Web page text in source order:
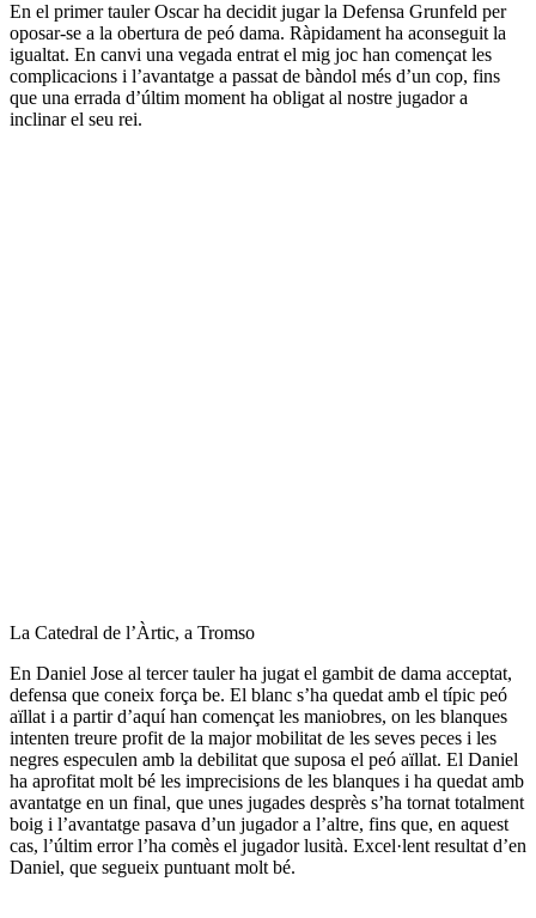
En el primer tauler Oscar ha decidit jugar la Defensa Grunfeld per
oposar-se a la obertura de peó dama. Ràpidament ha aconseguit la
igualtat. En canvi una vegada entrat el mig joc han començat les
complicacions i l’avantatge a passat de bàndol més d’un cop, fins
que una errada d’últim moment ha obligat al nostre jugador a
inclinar el seu rei.
La Catedral de l’Àrtic, a Tromso
En Daniel Jose al tercer tauler ha jugat el gambit de dama acceptat,
defensa que coneix força be. El blanc s’ha quedat amb el típic peó
aïllat i a partir d’aquí han començat les maniobres, on les blanques
intenten treure profit de la major mobilitat de les seves peces i les
negres especulen amb la debilitat que suposa el peó aïllat. El Daniel
ha aprofitat molt bé les imprecisions de les blanques i ha quedat amb
avantatge en un final, que unes jugades desprès s’ha tornat totalment
boig i l’avantatge pasava d’un jugador a l’altre, fins que, en aquest
cas, l’últim error l’ha comès el jugador lusità. Excel·lent resultat d’en
Daniel, que segueix puntuant molt bé.